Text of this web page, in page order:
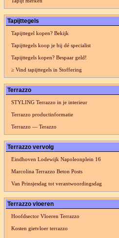
Tapijttegels
Tapijttegel kopen? Bekijk
Tapijttegels koop je bij dé specialist
Tapijttegels kopen? Bespaar geld!
≥ Vind tapijttegels in Stoffering
Terrazzo
STYLING Terrazzo in je interieur
Terrazzo productinformatie
Terrazzo — Terazzo
Terrazzo vervolg
Eindhoven Lodewijk Napoleonplein 16
Marcolina Terrazzo Beton Posts
Van Prinsjesdag tot verantwoordingsdag
Terrazzo vloeren
Hoofdsector Vloeren Terrazzo
Kosten gietvloer terrazzo